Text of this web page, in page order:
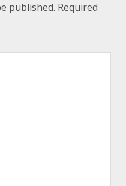
published. Required